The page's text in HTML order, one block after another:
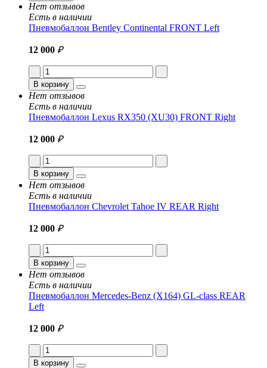
Нет отзывов
Есть в наличии
Пневмобаллон Bentley Continental FRONT Left
12 000 ₽
В корзину
Нет отзывов
Есть в наличии
Пневмобаллон Lexus RX350 (XU30) FRONT Right
12 000 ₽
В корзину
Нет отзывов
Есть в наличии
Пневмобаллон Chevrolet Tahoe IV REAR Right
12 000 ₽
В корзину
Нет отзывов
Есть в наличии
Пневмобаллон Mercedes-Benz (X164) GL-class REAR
Left
12 000 ₽
В корзину